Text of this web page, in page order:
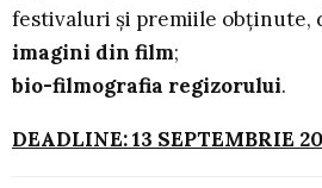
festivaluri şi premiile obţinute,
imagini din film;
bio-filmografia regizorului.
DEADLINE: 13 SEPTEMBRIE